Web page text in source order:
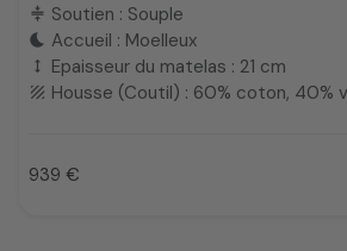
compress Soutien : Souple
bedtime Accueil : Moelleux
height Epaisseur du matelas : 21 cm
texture Housse (Coutil) : 60% coton, 40%
Prix
939 €